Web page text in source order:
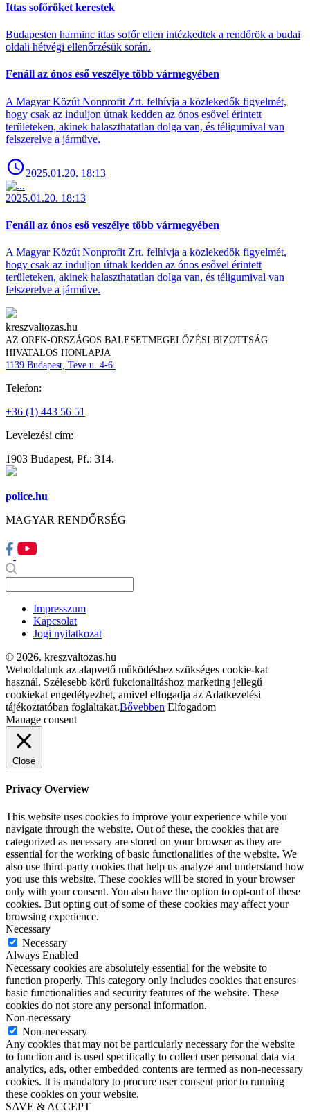
Ittas sofőröket kerestek
Budapesten harminc ittas sofőr ellen intézkedtek a rendőrök a budai
oldali hétvégi ellenőrzésük során.
Fenáll az ónos eső veszélye több vármegyében
A Magyar Közút Nonprofit Zrt. felhívja a közlekedők figyelmét,
hogy csak az induljon útnak kedden az ónos esővel érintett
területeken, akinek halaszthatatlan dolga van, és téligumival van
felszerelve a járműve.
2025.01.20. 18:13
2025.01.20. 18:13
Fenáll az ónos eső veszélye több vármegyében
A Magyar Közút Nonprofit Zrt. felhívja a közlekedők figyelmét,
hogy csak az induljon útnak kedden az ónos esővel érintett
területeken, akinek halaszthatatlan dolga van, és téligumival van
felszerelve a járműve.
kreszvaltozas.hu
AZ ORFK-ORSZÁGOS BALESETMEGELŐZÉSI BIZOTTSÁG
HIVATALOS HONLAPJA
1139 Budapest, Teve u. 4-6.
Telefon:
+36 (1) 443 56 51
Levelezési cím:
1903 Budapest, Pf.: 314.
police.hu
MAGYAR RENDŐRSÉG
Impresszum
Kapcsolat
Jogi nyilatkozat
© 2026. kreszvaltozas.hu
Weboldalunk az alapvető működéshez szükséges cookie-kat
használ. Szélesebb körű fukcionalitáshoz marketing jellegű
cookiekat engedélyezhet, amivel elfogadja az Adatkezelési
tájékoztatóban foglaltakat.Bővebben Elfogadom
Manage consent
Close
Privacy Overview
This website uses cookies to improve your experience while you
navigate through the website. Out of these, the cookies that are
categorized as necessary are stored on your browser as they are
essential for the working of basic functionalities of the website. We
also use third-party cookies that help us analyze and understand how
you use this website. These cookies will be stored in your browser
only with your consent. You also have the option to opt-out of these
cookies. But opting out of some of these cookies may affect your
browsing experience.
Necessary
Necessary
Always Enabled
Necessary cookies are absolutely essential for the website to
function properly. This category only includes cookies that ensures
basic functionalities and security features of the website. These
cookies do not store any personal information.
Non-necessary
Non-necessary
Any cookies that may not be particularly necessary for the website
to function and is used specifically to collect user personal data via
analytics, ads, other embedded contents are termed as non-necessary
cookies. It is mandatory to procure user consent prior to running
these cookies on your website.
SAVE & ACCEPT